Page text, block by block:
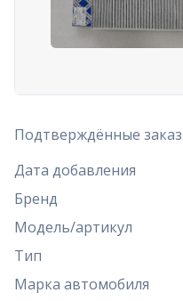
Подтверждённые
Дата добавления
Бренд
Модель/артикул
Тип
Марка автомобиля